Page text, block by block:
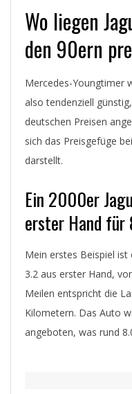
Wo liegen
den 90ern
Mercedes-Youngtimer
also tendenziell
deutschen Preisen
sich das Preisgefüge
darstellt.
Ein 2000er
erster Hand für
Mein erstes Beispiel ist
3.2 aus erster Hand,
Meilen entspricht die
Kilometern. Das Auto
angeboten, was rund